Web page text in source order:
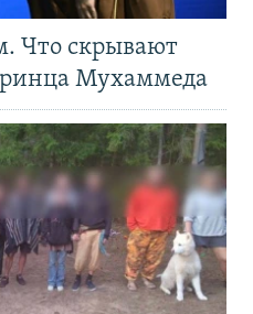
Что скрывают
Мухаммеда